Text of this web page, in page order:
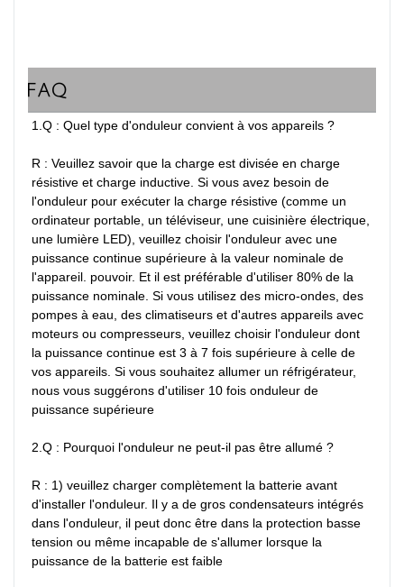
FAQ
1.Q : Quel type d'onduleur convient à vos appareils ?
R : Veuillez savoir que la charge est divisée en charge
résistive et charge inductive. Si vous avez besoin de
l'onduleur pour exécuter la charge résistive (comme un
ordinateur portable, un téléviseur, une cuisinière électrique,
une lumière LED), veuillez choisir l'onduleur avec une
puissance continue supérieure à la valeur nominale de
l'appareil. pouvoir. Et il est préférable d'utiliser 80% de la
puissance nominale. Si vous utilisez des micro-ondes, des
pompes à eau, des climatiseurs et d'autres appareils avec
moteurs ou compresseurs, veuillez choisir l'onduleur dont
la puissance continue est 3 à 7 fois supérieure à celle de
vos appareils. Si vous souhaitez allumer un réfrigérateur,
nous vous suggérons d'utiliser 10 fois onduleur de
puissance supérieure
2.Q : Pourquoi l'onduleur ne peut-il pas être allumé ?
R : 1) veuillez charger complètement la batterie avant
d'installer l'onduleur. Il y a de gros condensateurs intégrés
dans l'onduleur, il peut donc être dans la protection basse
tension ou même incapable de s'allumer lorsque la
puissance de la batterie est faible